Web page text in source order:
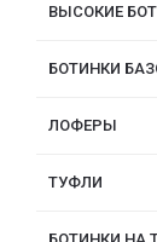
ВЫСОКИЕ
БОТИНКИ
ЛОФЕРЫ
ТУФЛИ